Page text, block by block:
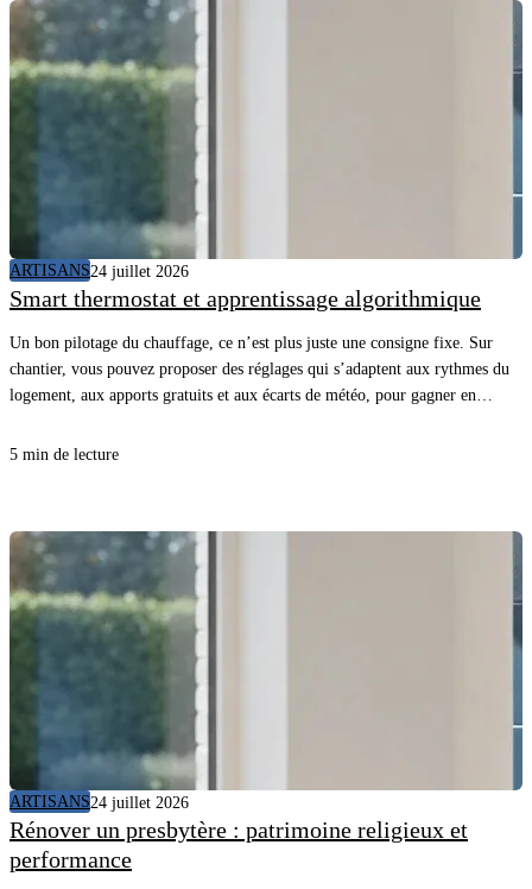
ARTISANS24 juillet 2026
Smart thermostat et apprentissage algorithmique
Un bon pilotage du chauffage, ce n’est plus juste une consigne fixe. Sur
chantier, vous pouvez proposer des réglages qui s’adaptent aux rythmes du
logement, aux apports gratuits et aux écarts de météo, pour gagner en
et quelles données il utilise, vous évitez les promesses floues, vous posez les
5 min de lecture
ARTISANS24 juillet 2026
Rénover un presbytère : patrimoine religieux et
performance